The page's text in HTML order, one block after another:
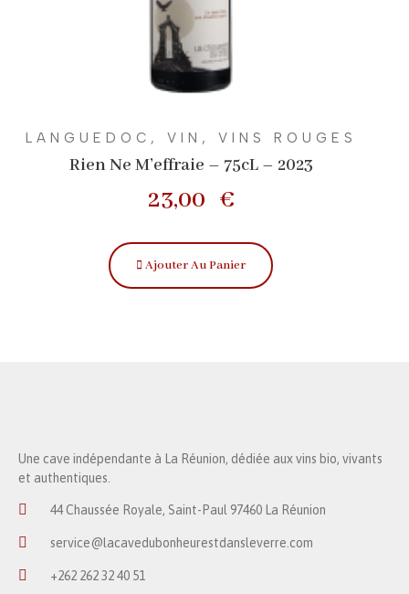
LANGUEDOC , VIN , VINS ROUGES
Rien Ne M’effraie – 75cL – 2023
23,00 €
Ajouter Au Panier
Une cave indépendante à La Réunion, dédiée aux vins bio, vivants
et authentiques.
44 Chaussée Royale, Saint-Paul 97460 La Réunion
service@lacavedubonheurestdansleverre.com
+262 262 32 40 51